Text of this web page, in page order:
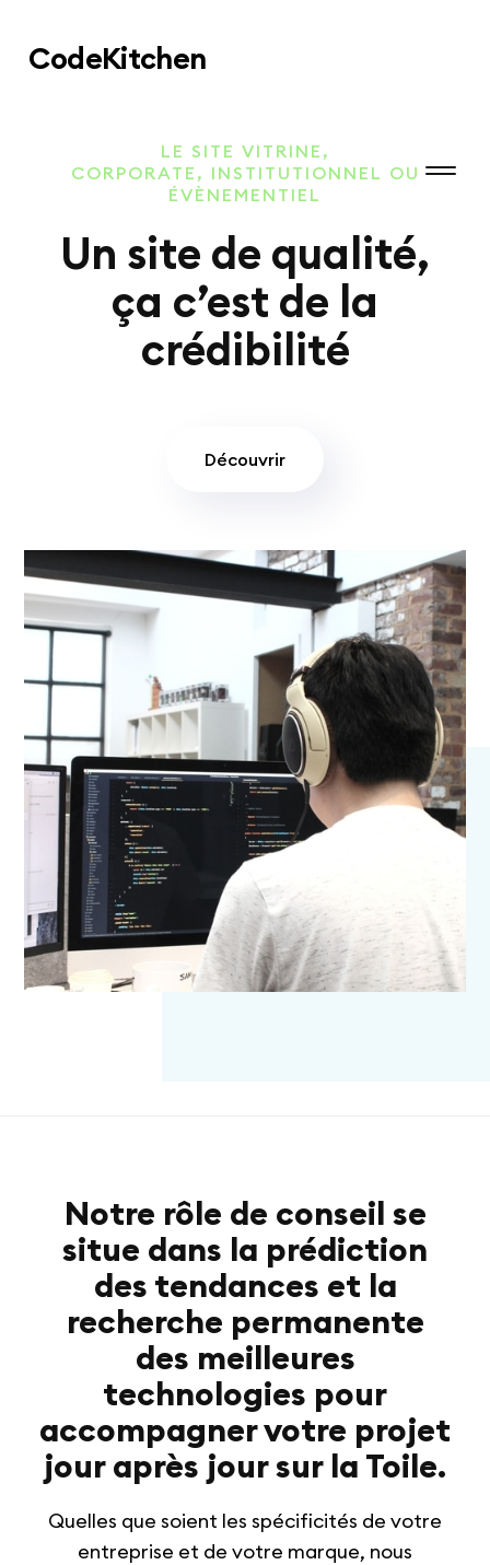
CodeKitchen
LE SITE VITRINE,
CORPORATE, INSTITUTIONNEL OU
ÉVÈNEMENTIEL
Un site de qualité,
ça c’est de la
crédibilité
Découvrir
Notre rôle de conseil se
situe dans la prédiction
des tendances et la
recherche permanente
des meilleures
technologies pour
accompagner votre projet
jour après jour sur la Toile.
Quelles que soient les spécificités de votre
entreprise et de votre marque, nous